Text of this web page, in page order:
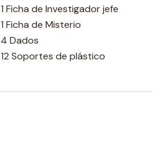
1 Ficha de Investigador jefe
1 Ficha de Misterio
4 Dados
12 Soportes de plástico